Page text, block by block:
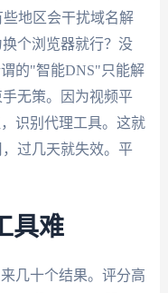
地区会干扰域名解
个浏览器就行？没
的"智能DNS"只能解
无策。因为视频平
识别代理工具。这就
过几天就失效。平
具难
几十个结果。评分高